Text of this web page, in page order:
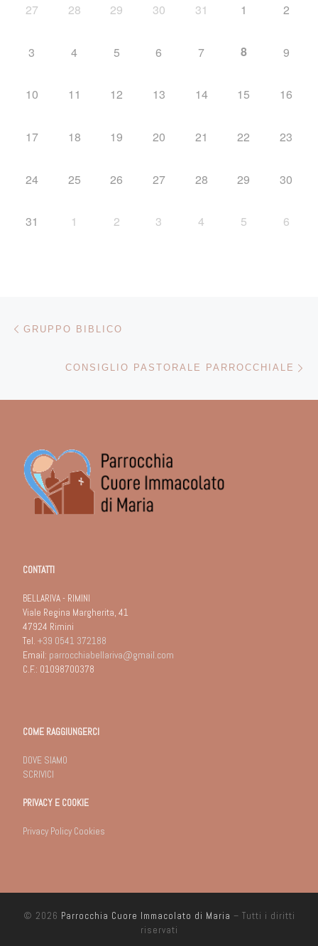
27 28 29 30 31 1 2
3 4 5 6 7 8 9
10 11 12 13 14 15 16
17 18 19 20 21 22 23
24 25 26 27 28 29 30
31 1 2 3 4 5 6
Navigazione articoli
GRUPPO BIBLICO
CONSIGLIO PASTORALE PARROCCHIALE
CONTATTI
BELLARIVA - RIMINI
Viale Regina Margherita, 41
47924 Rimini
Tel. +39 0541 372188
Email: parrocchiabellariva@gmail.com
C.F.: 01098700378
COME RAGGIUNGERCI
DOVE SIAMO
SCRIVICI
PRIVACY E COOKIE
Privacy Policy Cookies
© 2026 Parrocchia Cuore Immacolato di Maria – Tutti i diritti
riservati